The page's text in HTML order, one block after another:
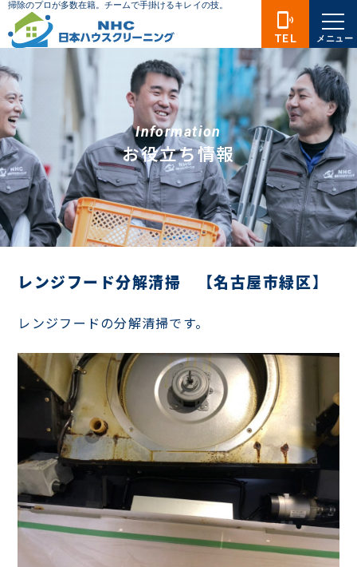
Information
お役立ち情報
レンジフード分解清掃 【名古屋市緑区】
レンジフードの分解清掃です。
phonelink_ring
TEL メニュー